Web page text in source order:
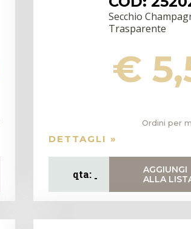
Secchio
Trasparente
€
Ordini per
DETTAGLI »
AGGIUNGI
ALLA